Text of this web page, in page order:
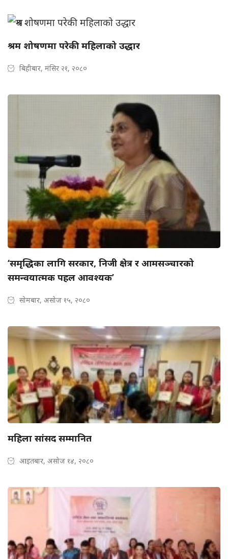
श्रम शोषणमा परेकी महिलाको उद्धार
बिहीबार, मंसिर २१, २०८०
‘समृद्धिका लागि सरकार, निजी क्षेत्र र आमसञ्चारको
समन्वयात्मक पहल आवश्यक’
सोमबार, असोज १५, २०८०
महिला सांसद सम्मानित
आइतबार, असोज १४, २०८०